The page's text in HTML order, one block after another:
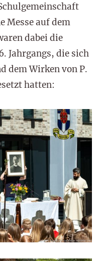
Messe auf dem
dabei die
Jahrgangs, die sich
dem Wirken von P.
hatten: